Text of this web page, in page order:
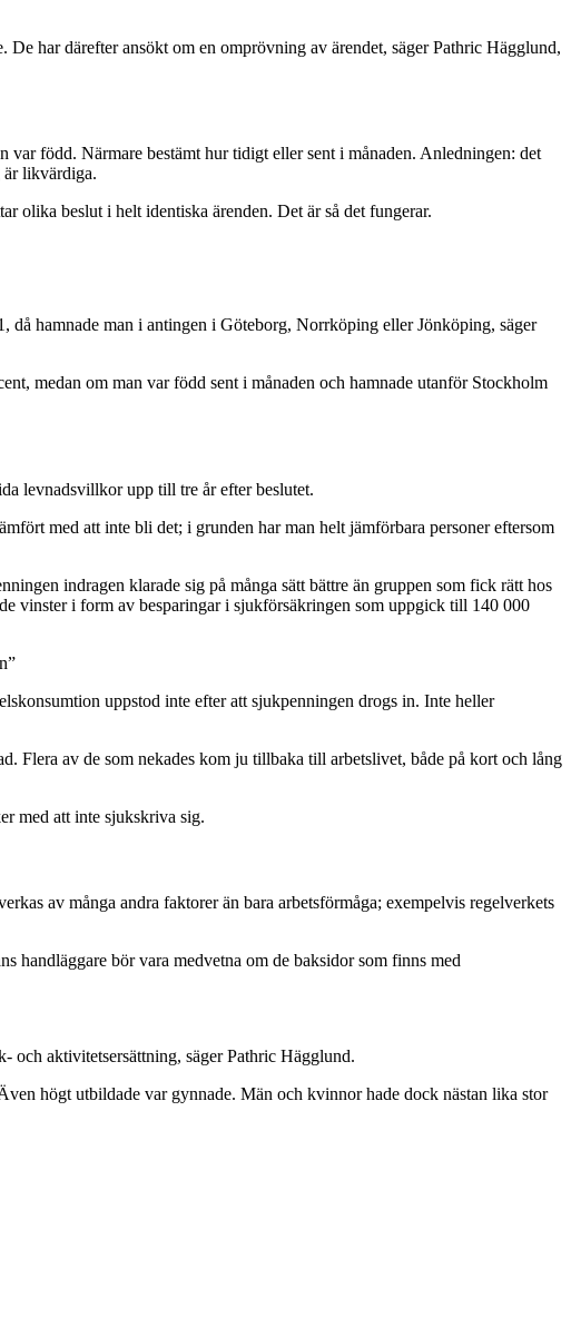
har därefter ansökt om en omprövning av ärendet, säger Pathric Hägglund,
född. Närmare bestämt hur tidigt eller sent i månaden. Anledningen: det
är likvärdiga.
olika beslut i helt identiska ärenden. Det är så det fungerar.
hamnade man i antingen i Göteborg, Norrköping eller Jönköping, säger
medan om man var född sent i månaden och hamnade utanför Stockholm
levnadsvillkor upp till tre år efter beslutet.
med att inte bli det; i grunden har man helt jämförbara personer eftersom
indragen klarade sig på många sätt bättre än gruppen som fick rätt hos
vinster i form av besparingar i sjukförsäkringen som uppgick till 140 000
uppstod inte efter att sjukpenningen drogs in. Inte heller
Flera av de som nekades kom ju tillbaka till arbetslivet, både på kort och lång
med att inte sjukskriva sig.
av många andra faktorer än bara arbetsförmåga; exempelvis regelverkets
handläggare bör vara medvetna om de baksidor som finns med
och aktivitetsersättning, säger Pathric Hägglund.
högt utbildade var gynnade. Män och kvinnor hade dock nästan lika stor